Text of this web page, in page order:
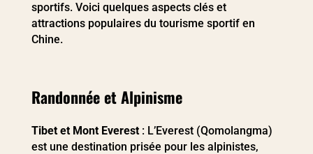
sportifs. Voici quelques aspects clés et
attractions populaires du tourisme sportif en
Chine.
Randonnée et Alpinisme
Tibet et Mont Everest: L’Everest (Qomolangma)
est une destination prisée pour les alpinistes,